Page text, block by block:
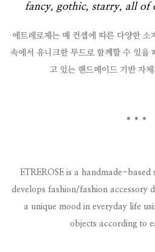
fancy, gothic, starry, all of
에트레로제는 매 컨셉에 따른 다양한 소
속에서 유니크한 무드로 함께할 수 있을
고 있는 핸드메이드 기반 자
* * *
ETREROSE is a handmade-
develops fashion/fashion accessory
a unique mood in everyday life
objects according to